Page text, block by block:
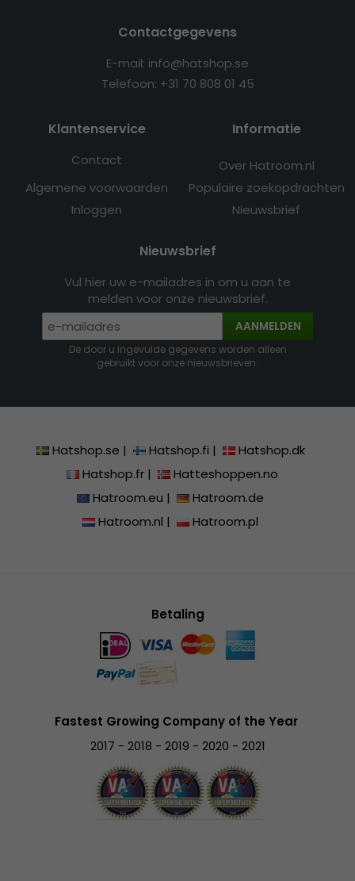
Contactgegevens
E-mail: info@hatshop.se
Telefoon: +31 70 808 01 45
Klantenservice
Contact
Algemene voorwaarden
Inloggen
Informatie
Over Hatroom.nl
Populaire zoekopdrachten
Nieuwsbrief
Nieuwsbrief
Vul hier uw e-mailadres in om u aan te
melden voor onze nieuwsbrief.
AANMELDEN
De door u ingevulde gegevens worden alleen
gebruikt voor onze nieuwsbrieven.
Hatshop.se | Hatshop.fi |
Hatshop.dk
Hatshop.fr|
Hatteshoppen.no
Hatroom.eu |
Hatroom.de
Hatroom.nl | Hatroom.pl
Betaling
Fastest Growing Company of the Year
2017 - 2018 - 2019 - 2020 - 2021